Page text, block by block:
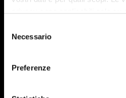
privacy sono applicabili solo su
modificare o revocare il proprio
momento dalla Dichiarazione
delNecessario
Preferenze
schermata per evidenziare un
Limite: 12 MB
Esplora